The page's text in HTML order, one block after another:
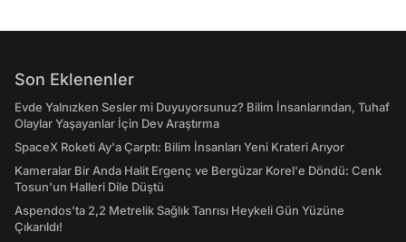
Son Eklenenler
Evde Yalnızken Sesler mi Duyuyorsunuz? Bilim İnsanlarından, Tuhaf
Olaylar Yaşayanlar İçin Dev Araştırma
SpaceX Roketi Ay'a Çarptı: Bilim İnsanları Yeni Krateri Arıyor
Kameralar Bir Anda Halit Ergenç ve Bergüzar Korel'e Döndü: Cenk
Tosun'un Halleri Dile Düştü
Aspendos'ta 2,2 Metrelik Sağlık Tanrısı Heykeli Gün Yüzüne
Çıkarıldı!